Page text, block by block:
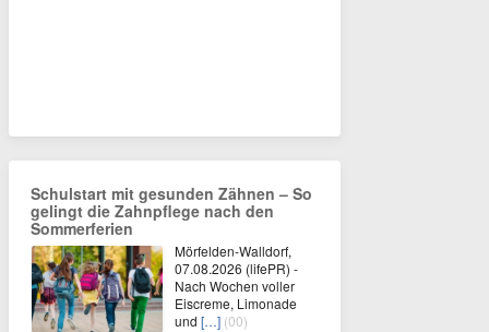
Schulstart mit gesunden Zähnen – So
gelingt die Zahnpflege nach den
Sommerferien
Mörfelden-Walldorf,
07.08.2026 (lifePR) -
Nach Wochen voller
Eiscreme, Limonade
und […] (00)